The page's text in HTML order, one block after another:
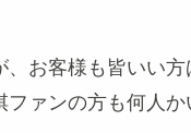
お客様も皆いい
ァンの方も何人か